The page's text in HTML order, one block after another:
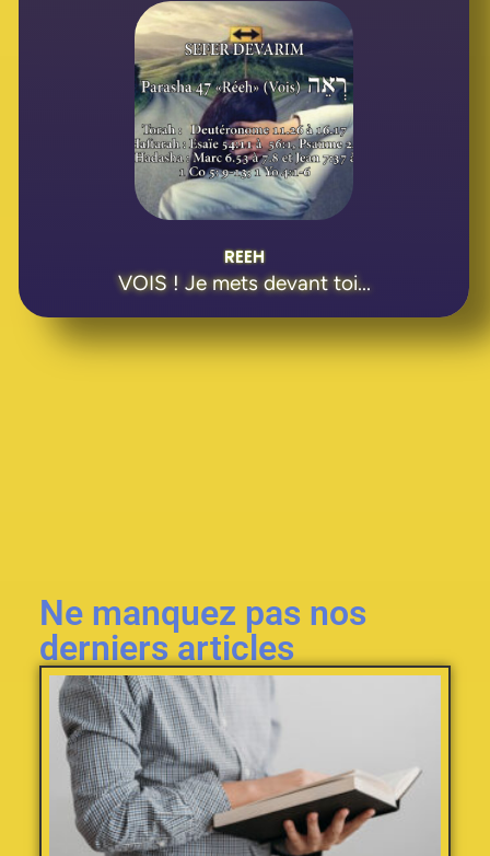
REEH
VOIS ! Je mets devant toi...
Ne manquez pas nos
derniers articles